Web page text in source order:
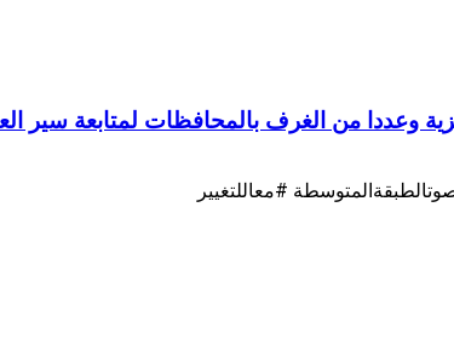
وعددا من الغرف بالمحافظات لمتابعة سير
#معاللتغيير